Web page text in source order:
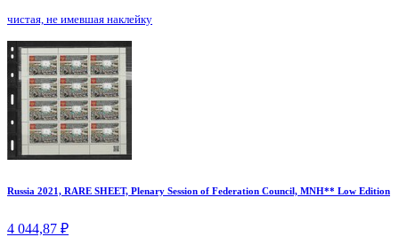
чистая, не имевшая наклейку
Russia 2021, RARE SHEET, Plenary Session of Federation Council, MNH** Low Edition
4 044,87 ₽